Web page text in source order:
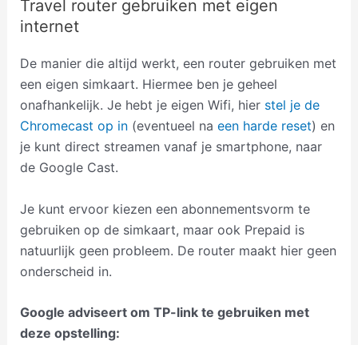
Travel router gebruiken met eigen
internet
De manier die altijd werkt, een router gebruiken met
een eigen simkaart. Hiermee ben je geheel
onafhankelijk. Je hebt je eigen Wifi, hier stel je de
Chromecast op in(eventueel na een harde reset) en
je kunt direct streamen vanaf je smartphone, naar
de Google Cast.
Je kunt ervoor kiezen een abonnementsvorm te
gebruiken op de simkaart, maar ook Prepaid is
natuurlijk geen probleem. De router maakt hier geen
onderscheid in.
Google adviseert om TP-link te gebruiken met
deze opstelling: